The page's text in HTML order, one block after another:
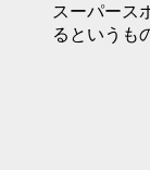
スーパース
るというも